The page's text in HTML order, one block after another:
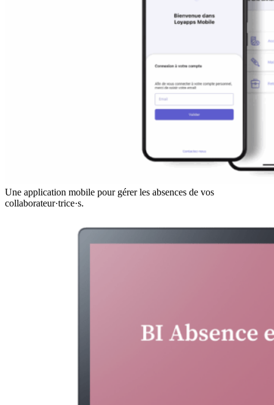
Une application mobile pour gérer les absences de vos
collaborateur·trice·s.